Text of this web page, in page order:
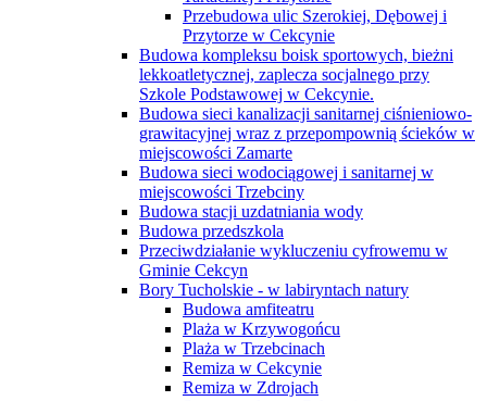
Przebudowa ulic Szerokiej, Dębowej i
Przytorze w Cekcynie
Budowa kompleksu boisk sportowych, bieżni
lekkoatletycznej, zaplecza socjalnego przy
Szkole Podstawowej w Cekcynie.
Budowa sieci kanalizacji sanitarnej ciśnieniowo-
grawitacyjnej wraz z przepompownią ścieków w
miejscowości Zamarte
Budowa sieci wodociągowej i sanitarnej w
miejscowości Trzebciny
Budowa stacji uzdatniania wody
Budowa przedszkola
Przeciwdziałanie wykluczeniu cyfrowemu w
Gminie Cekcyn
Bory Tucholskie - w labiryntach natury
Budowa amfiteatru
Plaża w Krzywogońcu
Plaża w Trzebcinach
Remiza w Cekcynie
Remiza w Zdrojach